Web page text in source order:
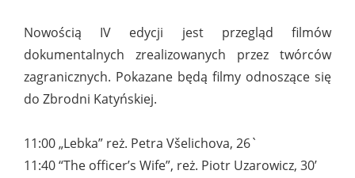
Nowością IV edycji jest przegląd filmów
dokumentalnych zrealizowanych przez twórców
zagranicznych. Pokazane będą filmy odnoszące się
do Zbrodni Katyńskiej.
11:00 „Lebka” reż. Petra Všelichova, 26`
11:40 “The officer’s Wife”, reż. Piotr Uzarowicz, 30’